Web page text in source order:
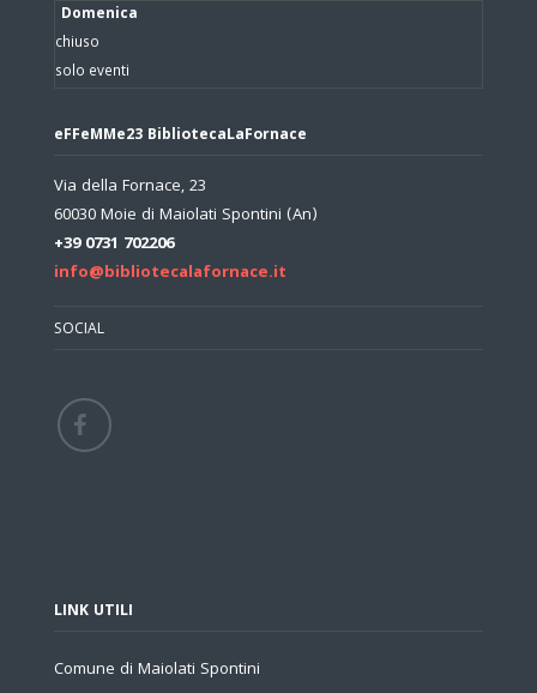
Domenica
chiuso
solo eventi
eFFeMMe23 BibliotecaLaFornace
Via della Fornace, 23
60030 Moie di Maiolati Spontini (An)
+39 0731 702206
info@bibliotecalafornace.it
SOCIAL
LINK UTILI
Comune di Maiolati Spontini